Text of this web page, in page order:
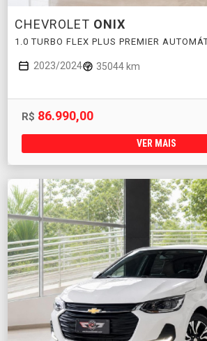
CHEVROLET ONIX
1.0 TURBO FLEX PLUS PREMIER
2023/2024 35044 km
R$ 86.990,00
VER MAIS